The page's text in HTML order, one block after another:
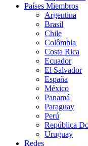
Países Miembros
Argentina
Brasil
Chile
Colômbia
Costa Rica
Ecuador
El Salvador
España
México
Panamá
Paraguay
Perú
República
Uruguay
Redes